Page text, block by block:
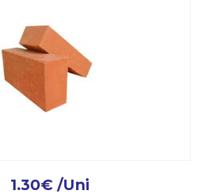
1.30€ /Uni